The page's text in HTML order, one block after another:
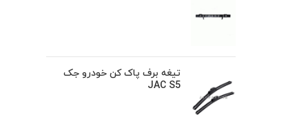
تیغه برف پاک کن خودرو جک
JAC S5